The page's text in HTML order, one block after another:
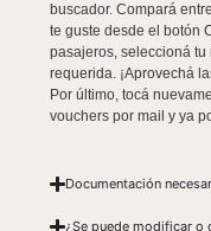
buscador. Compará
te guste desde el botón
pasajeros, seleccioná
requerida. ¡Aprovechá
Por último, tocá
vouchers por mail y ya
Documentación
¿Se puede modificar o